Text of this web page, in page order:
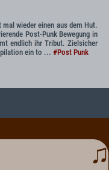
wieder einen aus dem Hut.
Post-Punk Bewegung in
endlich ihr Tribut. Zielsicher
ein to ... #Post Punk
♫